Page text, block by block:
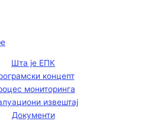
Шта је ЕПК
концепт
мониторинга
извештај
Документи